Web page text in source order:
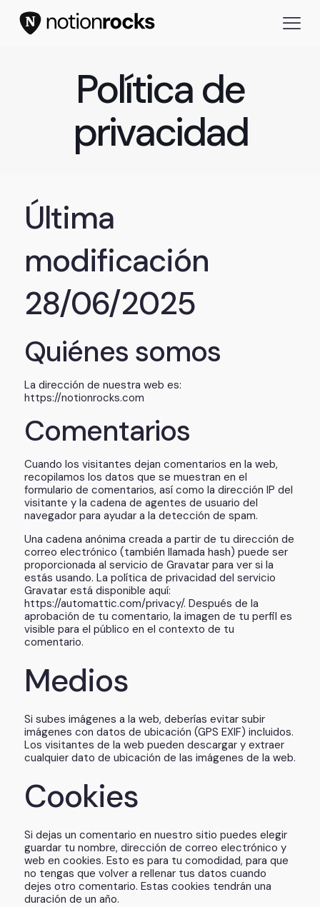
Política de
privacidad
Última
modificación
28/06/2025
Quiénes somos
La dirección de nuestra web es:
https://notionrocks.com
Comentarios
Cuando los visitantes dejan comentarios en la web,
recopilamos los datos que se muestran en el
formulario de comentarios, así como la dirección IP del
visitante y la cadena de agentes de usuario del
navegador para ayudar a la detección de spam.
Una cadena anónima creada a partir de tu dirección de
correo electrónico (también llamada hash) puede ser
proporcionada al servicio de Gravatar para ver si la
estás usando. La política de privacidad del servicio
Gravatar está disponible aquí:
https://automattic.com/privacy/. Después de la
aprobación de tu comentario, la imagen de tu perfil es
visible para el público en el contexto de tu
comentario.
Medios
Si subes imágenes a la web, deberías evitar subir
imágenes con datos de ubicación (GPS EXIF) incluidos.
Los visitantes de la web pueden descargar y extraer
cualquier dato de ubicación de las imágenes de la web.
Cookies
Si dejas un comentario en nuestro sitio puedes elegir
guardar tu nombre, dirección de correo electrónico y
web en cookies. Esto es para tu comodidad, para que
no tengas que volver a rellenar tus datos cuando
dejes otro comentario. Estas cookies tendrán una
duración de un año.